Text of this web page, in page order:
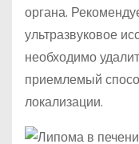
органа.
ультразвуковое
необходимо
приемлемый
локализации.